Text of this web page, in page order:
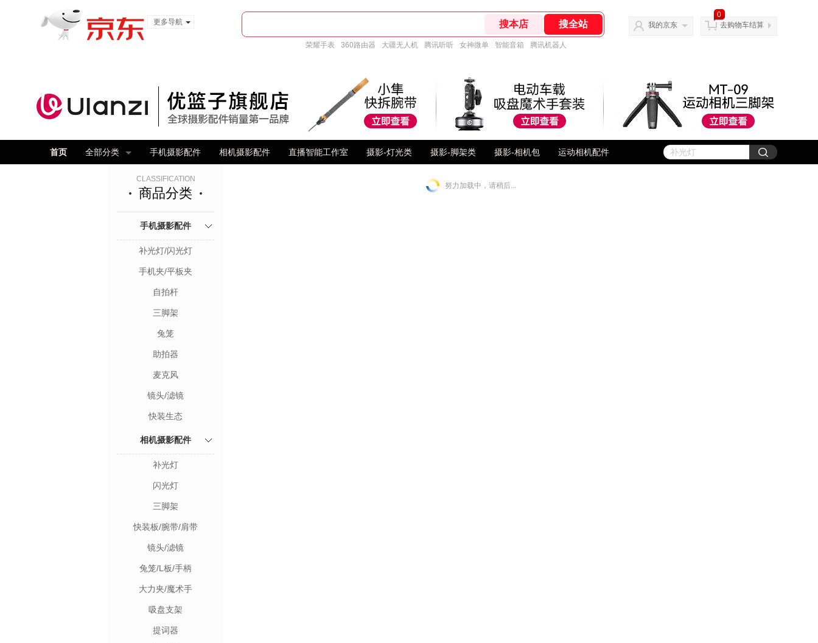
更多导航
荣耀手表 360路由器 大疆无人机 腾讯听听 女神微单 智能音箱 腾讯机器人
我的京东
0
去购物车结算
首页 全部分类 手机摄影配件 相机摄影配件 直播智能工作室 摄影-灯光类 摄影-脚架类 摄影-相机包 运动相机配件
CLASSIFICATION
商品分类
手机摄影配件
补光灯/闪光灯
手机夹/平板夹
自拍杆
三脚架
兔笼
助拍器
麦克风
镜头/滤镜
快装生态
相机摄影配件
补光灯
闪光灯
三脚架
快装板/腕带/肩带
镜头/滤镜
兔笼/L板/手柄
大力夹/魔术手
吸盘支架
提词器
努力加载中，请稍后...